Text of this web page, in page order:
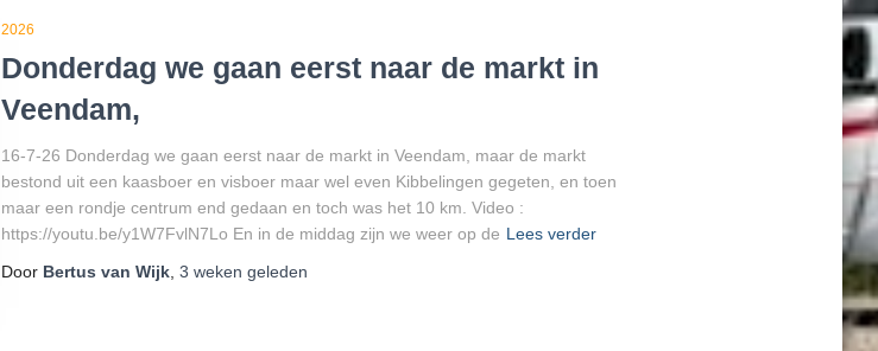
2026
Donderdag we gaan eerst naar de markt in
Veendam,
16-7-26 Donderdag we gaan eerst naar de markt in Veendam, maar de markt
bestond uit een kaasboer en visboer maar wel even Kibbelingen gegeten, en toen
maar een rondje centrum end gedaan en toch was het 10 km. Video :
https://youtu.be/y1W7FvlN7Lo En in de middag zijn we weer op de Lees verder
Door Bertus van Wijk, 3 weken geleden